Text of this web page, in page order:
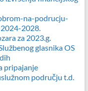
na-podrucju-
2028.
za 2023.g.
glasnika OS
pripajanje
području t.d.